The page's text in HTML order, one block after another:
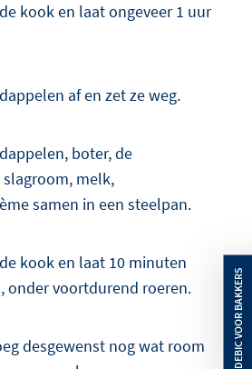
kook en laat ongeveer 1 uur
af en zet ze weg.
boter, de
melk,
samen in een steelpan.
kook en laat 10 minuten
onder voortdurend roeren.
desgewenst nog wat room